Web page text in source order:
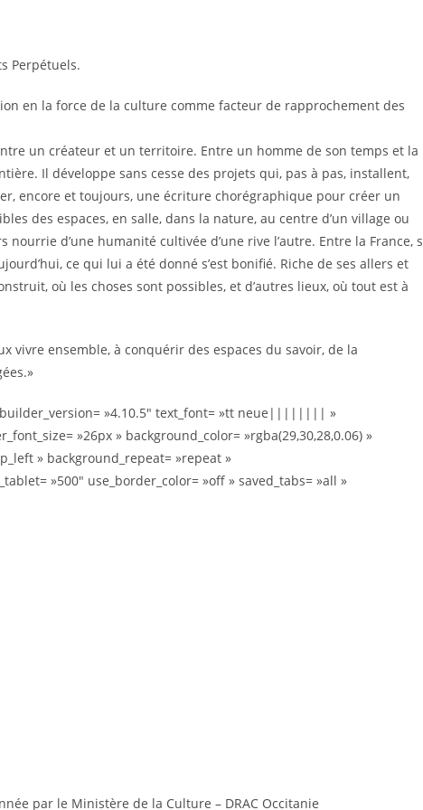
Perpétuels.
en la force de la culture comme facteur de rapprochement des
un créateur et un territoire. Entre un homme de son temps et la
Il développe sans cesse des projets qui, pas à pas, installent,
encore et toujours, une écriture chorégraphique pour créer un
des espaces, en salle, dans la nature, au centre d’un village ou
d’une humanité cultivée d’une rive l’autre. Entre la France,
ce qui lui a été donné s’est bonifié. Riche de ses allers et
où les choses sont possibles, et d’autres lieux, où tout est à
vivre ensemble, à conquérir des espaces du savoir, de la
»4.10.5″ text_font= »tt neue|||||||| »
»26px » background_color= »rgba(29,30,28,0.06) »
» background_repeat= »repeat »
»500″ use_border_color= »off » saved_tabs= »all »
par le Ministère de la Culture – DRAC Occitanie